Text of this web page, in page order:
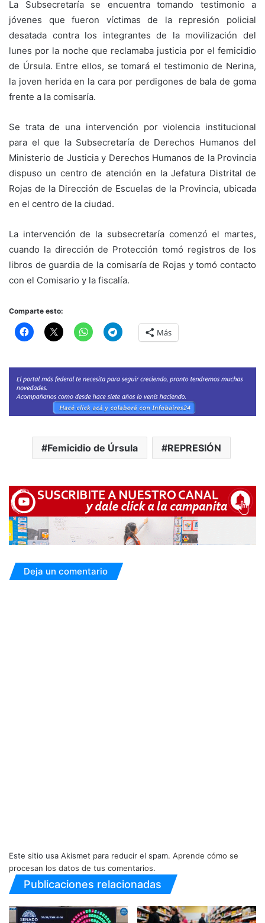
La Subsecretaría se encuentra tomando testimonio a
jóvenes que fueron víctimas de la represión policial
desatada contra los integrantes de la movilización del
lunes por la noche que reclamaba justicia por el femicidio
de Úrsula. Entre ellos, se tomará el testimonio de Nerina,
la joven herida en la cara por perdigones de bala de goma
frente a la comisaría.
Se trata de una intervención por violencia institucional
para el que la Subsecretaría de Derechos Humanos del
Ministerio de Justicia y Derechos Humanos de la Provincia
dispuso un centro de atención en la Jefatura Distrital de
Rojas de la Dirección de Escuelas de la Provincia, ubicada
en el centro de la ciudad.
La intervención de la subsecretaría comenzó el martes,
cuando la dirección de Protección tomó registros de los
libros de guardia de la comisaría de Rojas y tomó contacto
con el Comisario y la fiscalía.
Comparte esto:
Más
Femicidio de Úrsula REPRESIÓN
Deja un comentario
Este sitio usa Akismet para reducir el spam. Aprende cómo se
procesan los datos de tus comentarios.
Publicaciones relacionadas